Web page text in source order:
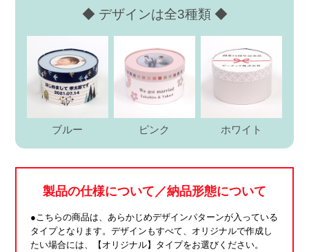
◆ デザインは全3種類 ◆
ブルー ピンク ホワイト
製品の仕様について／納品形態について
●こちらの商品は、あらかじめデザインパターンが入っている
タイプとなります。デザインもすべて、オリジナルで作成し
たい場合には、【オリジナル】タイプをお選びください。